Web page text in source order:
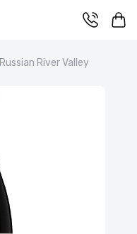
Russian River Valley